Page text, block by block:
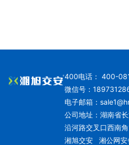
400电话： 400-
微信号：
电子邮箱：
公司地址：湖南省
沿河路交叉口西南
湘旭交安湘公网